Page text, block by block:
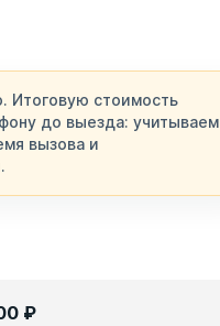
Итоговую стоимость
до выезда: учитываем
вызова и
₽